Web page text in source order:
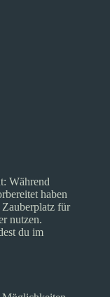
Während
haben
Zauberplatz für
nutzen.
du im